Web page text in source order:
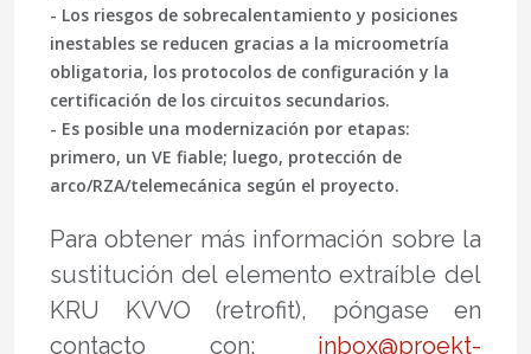
- Los riesgos de sobrecalentamiento y posiciones
inestables se reducen gracias a la microometría
obligatoria, los protocolos de configuración y la
certificación de los circuitos secundarios.
- Es posible una modernización por etapas:
primero, un VE fiable; luego, protección de
arco/RZA/telemecánica según el proyecto.
Para obtener más información sobre la
sustitución del elemento extraíble del
KRU KVVO (retrofit), póngase en
contacto con: inbox@proekt-